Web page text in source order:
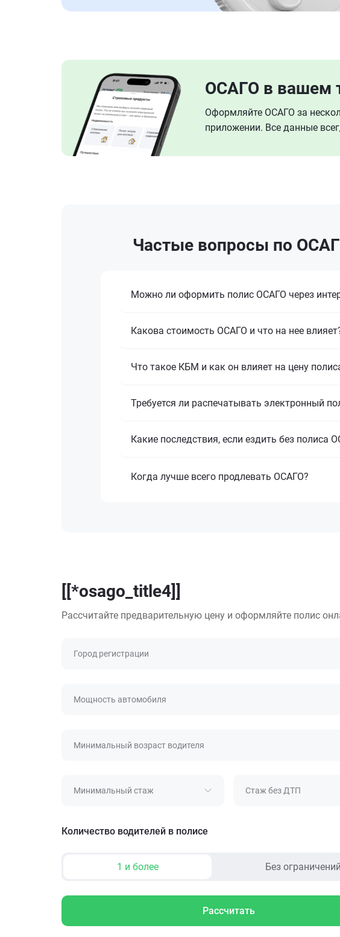
ОСАГО в вашем
Оформляйте ОСАГО за
приложении. Все данные
Частые вопросы по
Можно ли оформить полис ОСАГО через
Какова стоимость ОСАГО и что на нее
Что такое КБМ и как он влияет на цену
Требуется ли распечатывать электронный
Какие последствия, если ездить без полиса
Когда лучше всего продлевать ОСАГО?
[[*osago_title4]]
Рассчитайте предварительную цену и оформляйте полис
Город регистрации
Мощность автомобиля
Минимальный возраст водителя
Минимальный стаж Стаж без ДТП
Количество водителей в полисе
1 и более Без ограничений
Рассчитать